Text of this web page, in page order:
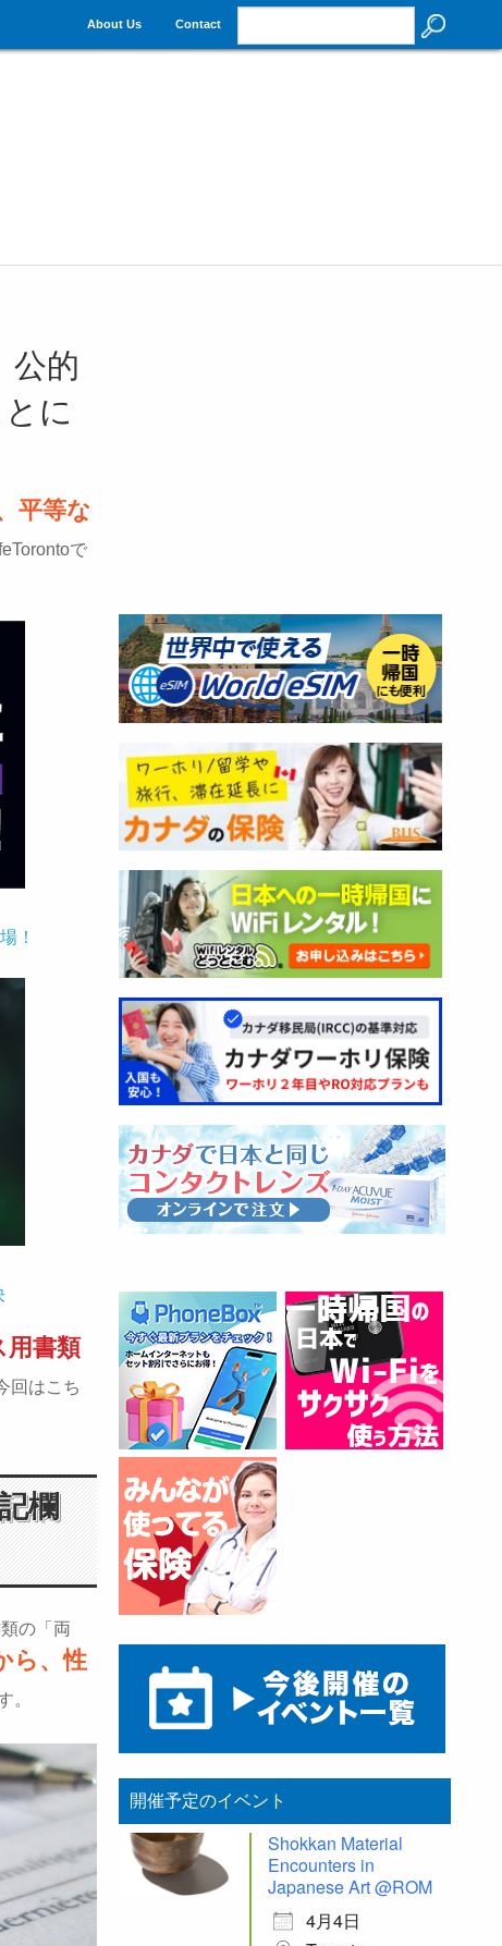
About Us Contact
公的
に
平等な
で
！
用書類
回はこち
欄
の「両
ら、性
。
開催予定のイベント
Shokkan Material
Encounters in
Japanese Art @ROM
4月4日